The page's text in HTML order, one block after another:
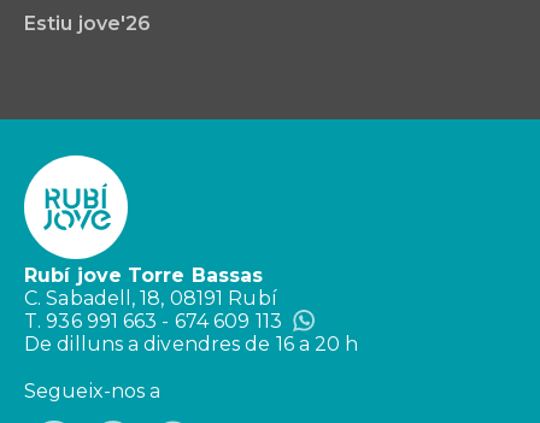
Estiu jove'26
Rubí jove Torre Bassas
C. Sabadell, 18, 08191 Rubí
T. 936 991 663 - 674 609 113
De dilluns a divendres de 16 a 20 h
Segueix-nos a